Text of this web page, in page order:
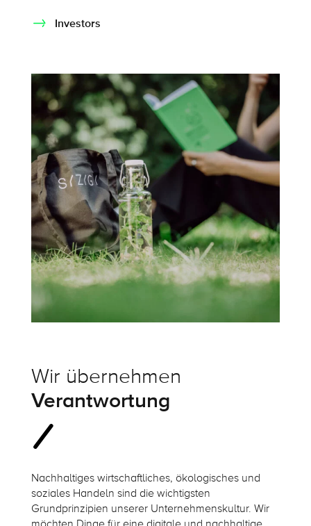
Investors
Wir übernehmen
Verantwortung
Nachhaltiges wirtschaftliches, ökologisches und
soziales Handeln sind die wichtigsten
Grundprinzipien unserer Unternehmenskultur. Wir